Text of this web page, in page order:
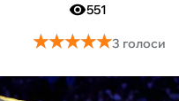
551
★★★★★
★★★★★3 голоси